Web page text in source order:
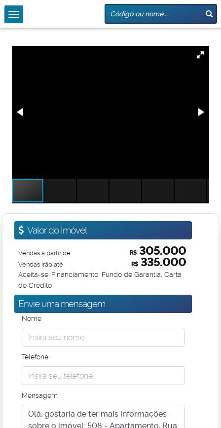
Valor do Imóvel
R$305.000
Vendas a partir de
R$335.000
Vendas irão até
Aceita-se: Financiamento, Fundo de Garantia, Carta
de Crédito
Envie uma mensagem
Nome
Telefone
Mensagem